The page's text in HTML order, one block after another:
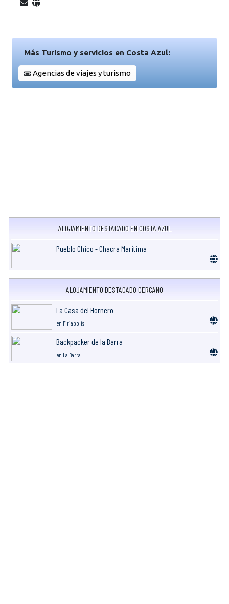
Más Turismo y servicios en Costa Azul:
Agencias de viajes y turismo
ALOJAMIENTO DESTACADO EN COSTA AZUL
Pueblo Chico - Chacra Maritima
ALOJAMIENTO DESTACADO CERCANO
La Casa del Hornero
en Piriapolis
Backpacker de la Barra
en La Barra